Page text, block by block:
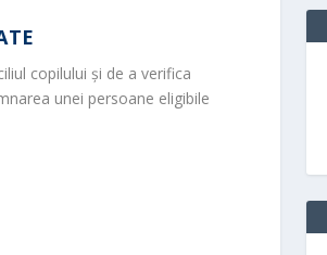
copilului și de a verifica
unei persoane eligibile